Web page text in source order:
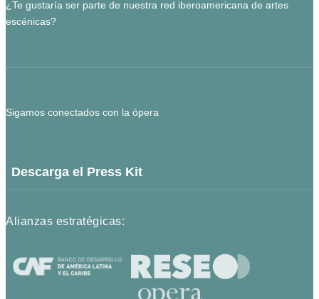
¿Te gustaría ser parte de nuestra red iberoamericana de artes
escénicas?
Sigamos conectados con la ópera
Descarga el Press Kit
Alianzas estratégicas: